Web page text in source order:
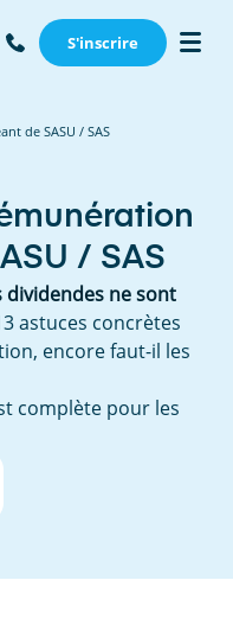
S'inscrire
de SASU / SAS
/ SAS
ne sont
astuces concrètes
encore faut-il les
complète pour les